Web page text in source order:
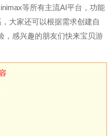
等所有主流AI平台，功能
大家还可以根据需求创建自
，感兴趣的朋友们快来宝贝游